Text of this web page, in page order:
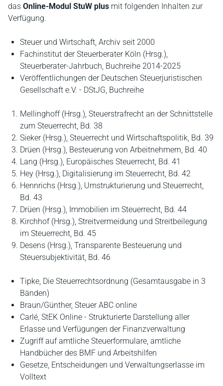
das Online-Modul StuW plus mit folgenden Inhalten zur
Verfügung.
Steuer und Wirtschaft, Archiv seit 2000
Fachinstitut der Steuerberater Köln (Hrsg.),
Steuerberater-Jahrbuch, Buchreihe 2014-2025
Veröffentlichungen der Deutschen Steuerjuristischen
Gesellschaft e.V. - DStJG, Buchreihe
Mellinghoff (Hrsg.), Steuerstrafrecht an der Schnittstelle
zum Steuerrecht, Bd. 38
Sieker (Hrsg.), Steuerrecht und Wirtschaftspolitik, Bd. 39
Drüen (Hrsg.), Besteuerung von Arbeitnehmern, Bd. 40
Lang (Hrsg.), Europäisches Steuerrecht, Bd. 41
Hey (Hrsg.), Digitalisierung im Steuerrecht, Bd. 42
Hennrichs (Hrsg.), Umstrukturierung und Steuerrecht,
Bd. 43
Drüen (Hrsg.), Immobilien im Steuerrecht, Bd. 44
Kirchhof (Hrsg.), Streitvermeidung und Streitbeilegung
im Steuerrecht, Bd. 45
Desens (Hrsg.), Transparente Besteuerung und
Steuersubjektivität, Bd. 46
Tipke, Die Steuerrechtsordnung (Gesamtausgabe in 3
Bänden)
Braun/Günther, Steuer ABC online
Carlé, StEK Online - Strukturierte Darstellung aller
Erlasse und Verfügungen der Finanzverwaltung
Zugriff auf amtliche Steuerformulare, amtliche
Handbücher des BMF und Arbeitshilfen
Gesetze, Entscheidungen und Verwaltungserlasse im
Volltext